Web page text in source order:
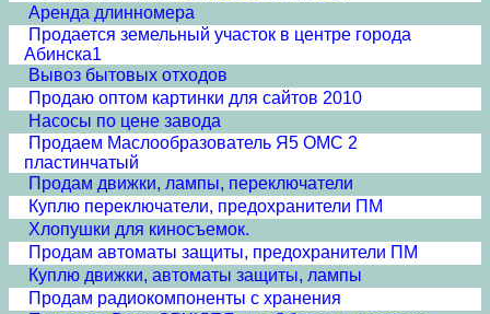
Аренда длинномера
Продается земельный участок в центре города
Абинска1
Вывоз бытовых отходов
Продаю оптом картинки для сайтов 2010
Насосы по цене завода
Продаем Маслообразователь Я5 ОМС 2
пластинчатый
Продам движки, лампы, переключатели
Куплю переключатели, предохранители ПМ
Хлопушки для киносъемок.
Продам автоматы защиты, предохранители ПМ
Куплю движки, автоматы защиты, лампы
Продам радиокомпоненты с хранения